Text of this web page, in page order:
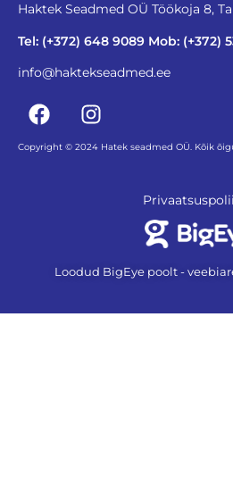
Haktek Seadmed OÜ Töökoja 8,
Tel: (+372) 648 9089 Mob: (+372)
info@haktekseadmed.ee
Copyright © 2024 Hatek seadmed OÜ. Kõik
Loodud BigEye poolt -